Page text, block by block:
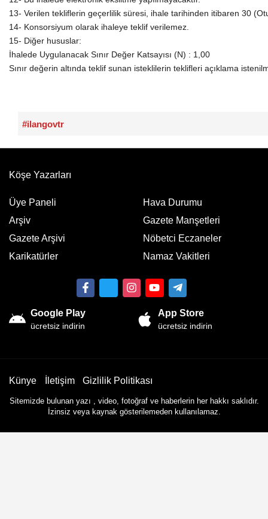
13- Verilen tekliflerin geçerlilik süresi, ihale tarihinden itibaren 30
14- Konsorsiyum olarak ihaleye teklif verilemez.
15- Diğer hususlar:
İhalede Uygulanacak Sınır Değer Katsayısı (N) : 1,00
Sınır değerin altında teklif sunan isteklilerin teklifleri açıklama
#ilangovtr
Köşe Yazarları
Üye Paneli
Arşiv
Gazete Arşivi
Karikatürler
Hava Durumu
Gazete Manşetleri
Nöbetci Eczaneler
Namaz Vakitleri
Google Play
ücretsiz indirin
App Store
ücretsiz indirin
Künye İletişim Gizlilik Politikası
Sitemizde bulunan yazı , video, fotoğraf ve haberlerin her hakkı saklıdır.
İzinsiz veya kaynak gösterilemeden kullanılamaz.